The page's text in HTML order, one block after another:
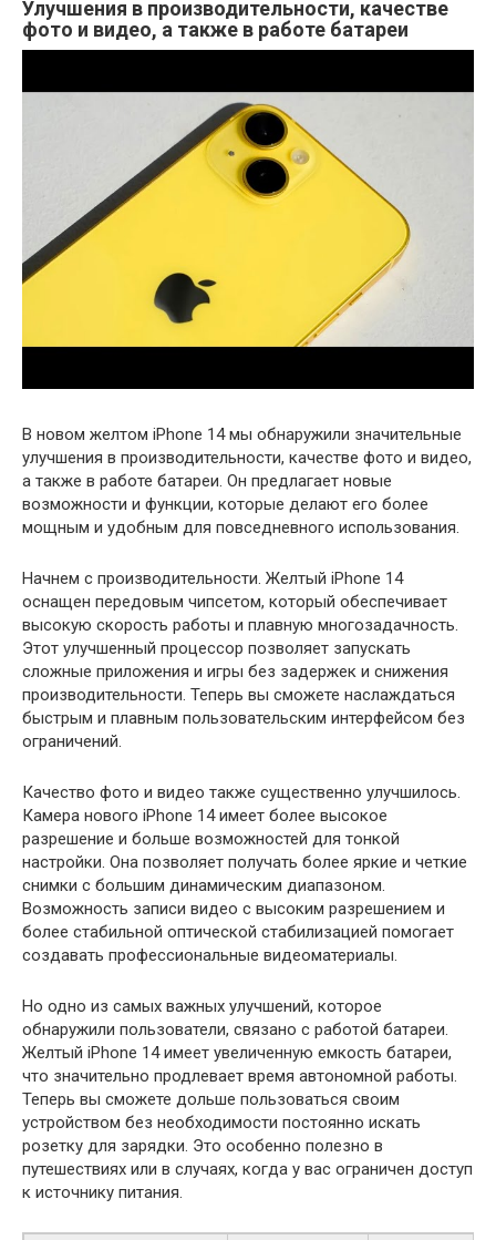
Улучшения в производительности, качестве
фото и видео, а также в работе батареи
В новом желтом iPhone 14 мы обнаружили значительные
улучшения в производительности, качестве фото и видео,
а также в работе батареи. Он предлагает новые
возможности и функции, которые делают его более
мощным и удобным для повседневного использования.
Начнем с производительности. Желтый iPhone 14
оснащен передовым чипсетом, который обеспечивает
высокую скорость работы и плавную многозадачность.
Этот улучшенный процессор позволяет запускать
сложные приложения и игры без задержек и снижения
производительности. Теперь вы сможете наслаждаться
быстрым и плавным пользовательским интерфейсом без
ограничений.
Качество фото и видео также существенно улучшилось.
Камера нового iPhone 14 имеет более высокое
разрешение и больше возможностей для тонкой
настройки. Она позволяет получать более яркие и четкие
снимки с большим динамическим диапазоном.
Возможность записи видео с высоким разрешением и
более стабильной оптической стабилизацией помогает
создавать профессиональные видеоматериалы.
Но одно из самых важных улучшений, которое
обнаружили пользователи, связано с работой батареи.
Желтый iPhone 14 имеет увеличенную емкость батареи,
что значительно продлевает время автономной работы.
Теперь вы сможете дольше пользоваться своим
устройством без необходимости постоянно искать
розетку для зарядки. Это особенно полезно в
путешествиях или в случаях, когда у вас ограничен доступ
к источнику питания.